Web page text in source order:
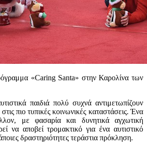
«Caring Santa» στην Καρολίνα των
παιδιά πολύ συχνά αντιμετωπίζουν
πιο τυπικές κοινωνικές καταστάσεις. Ένα
με φασαρία και δυνητικά αγχωτική
να αποβεί τρομακτικό για ένα αυτιστικό
δραστηριότητες τεράστια πρόκληση.